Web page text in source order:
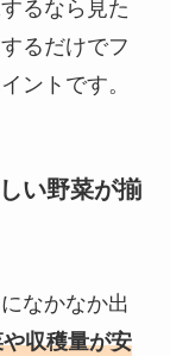
るなら見た
るだけでフ
ントです。
い野菜が揃
なかなか出
収穫量が安